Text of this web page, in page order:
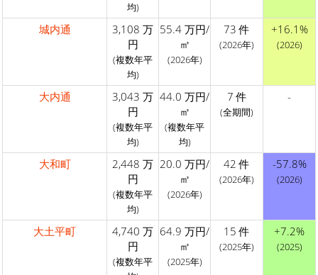
均)
城内通
3,108 万
円
(複数年平
均)
55.4 万円/
㎡
(2026年)
73 件
(2026年)
+16.1%
(2026)
大内通
3,043 万
円
(複数年平
均)
44.0 万円/
㎡
(複数年平
均)
7 件
(全期間)
-
大和町
2,448 万
円
(複数年平
均)
20.0 万円/
㎡
(2026年)
42 件
(2026年)
-57.8%
(2026)
大土平町
4,740 万
円
(複数年平
64.9 万円/
㎡
(2025年)
15 件
(2025年)
+7.2%
(2025)